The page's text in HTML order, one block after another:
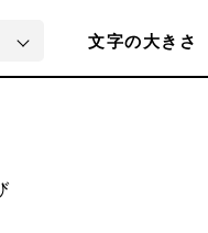
文字の大きさ